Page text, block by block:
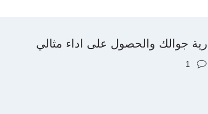
جوالك والحصول على اداء مثالي